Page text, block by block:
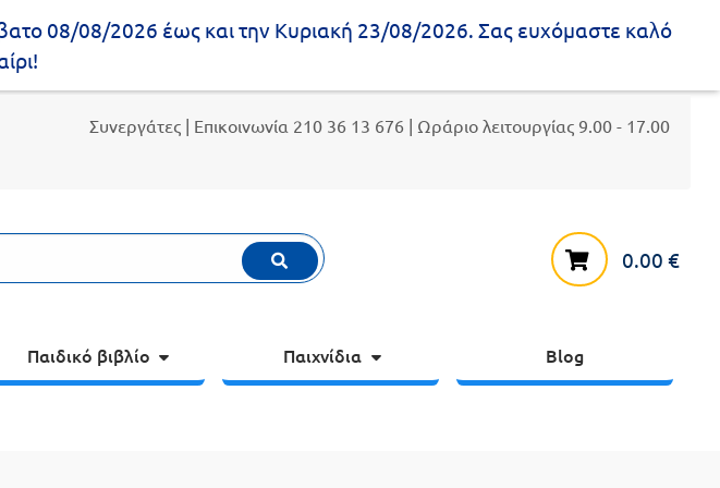
08/08/2026 έως και την Κυριακή 23/08/2026. Σας ευχόμαστε καλό
Συνεργάτες| Επικοινωνία 210 36 13 676| Ωράριο λειτουργίας 9.00 - 17.00
0.00 €
Παιδικό βιβλίο Παιχνίδια Blog